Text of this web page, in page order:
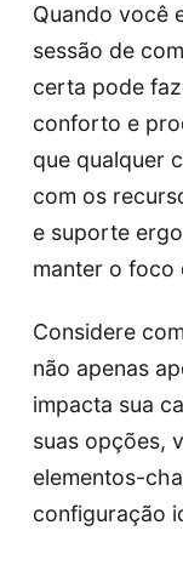
Quando você
sessão de
certa pode
conforto e
que qualquer
com os
e suporte
manter o foco
Considere
não apenas
impacta sua
suas opções,
elementos-
configuração